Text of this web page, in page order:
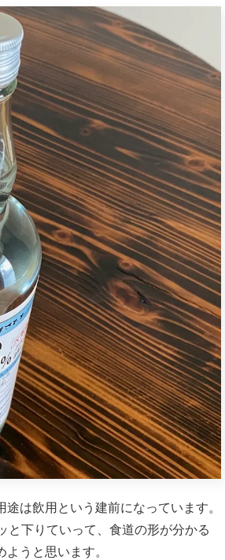
は飲用という建前になっています。
と下りていって、食道の形が分かる
うと思います。